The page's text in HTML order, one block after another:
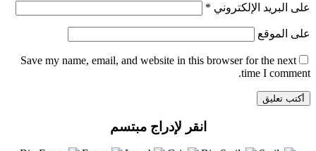
على البريد الإلكتروني *
على الموقع
Save my name, email, and website in this browser for the next
time I comment.
انقر لإدراج مبتسم